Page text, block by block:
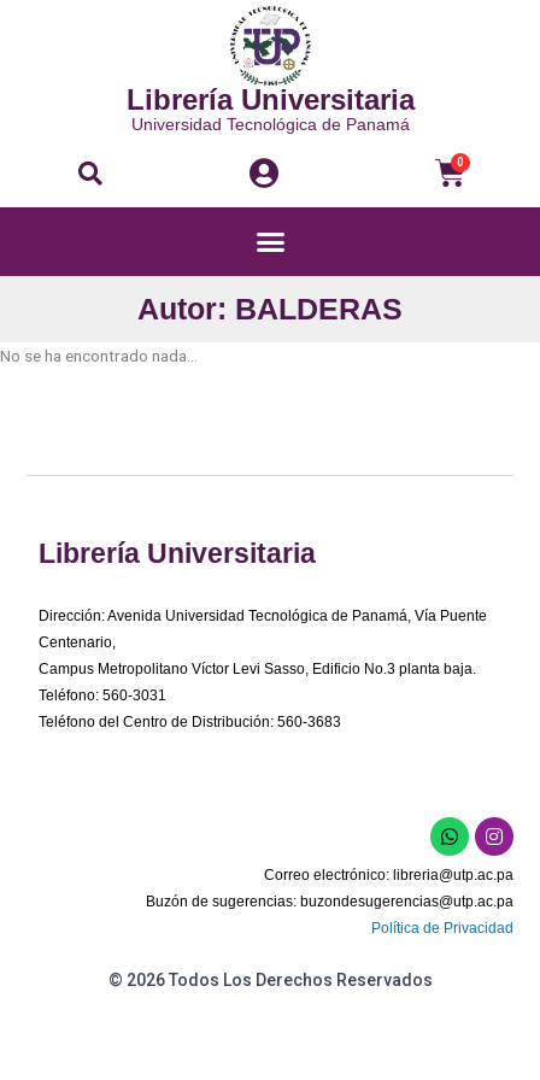
Librería Universitaria
Universidad Tecnológica de Panamá
Buscar 0
Menú
Autor: BALDERAS
No se ha encontrado nada...
Librería Universitaria
Dirección: Avenida Universidad Tecnológica de Panamá, Vía Puente
Centenario,
Campus Metropolitano Víctor Levi Sasso, Edificio No.3 planta baja.
Teléfono: 560-3031
Teléfono del Centro de Distribución: 560-3683
W
h
a
t
s
a
p
I
n
s
t
a
g
r
Correo electrónico: libreria@utp.ac.pa
Buzón de sugerencias: buzondesugerencias@utp.ac.pa
Política de Privacidad
© 2026 Todos Los Derechos Reservados